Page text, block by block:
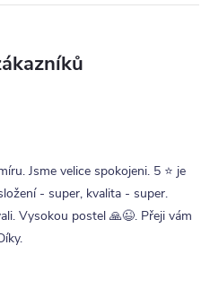
Jsme velice spokojeni. 5 ⭐ je
- super, kvalita - super.
Vysokou postel 🙏😉. Přeji vám